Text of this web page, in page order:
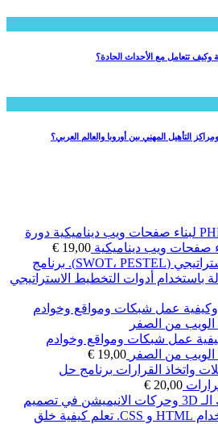
وكيف تتعامل مع الأحداث الحادة؟
التأهيل المهني بين أوروبا والعالم العربي؟
دورة
€ 19,00
برنامج
باستخدام أدوات التخطيط الاستراتيجي
عمل شبكات ومواقع وخوادم
الويب من الصفر
€ 19,00
برنامج حل
€ 20,00